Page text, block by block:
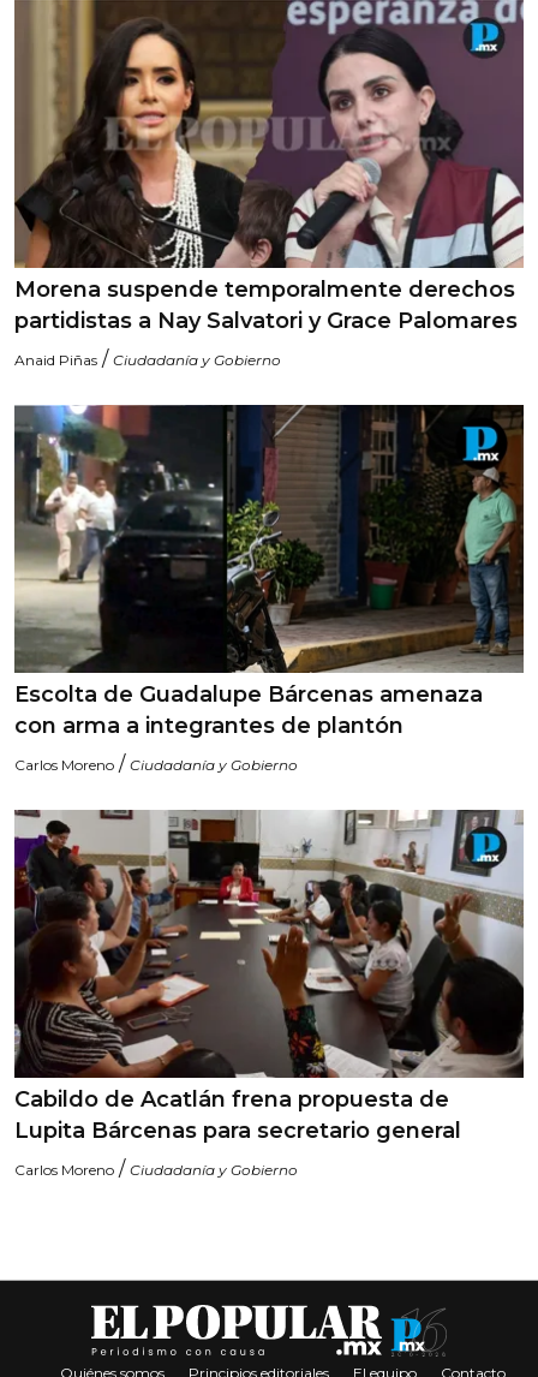
Morena suspende temporalmente derechos
partidistas a Nay Salvatori y Grace Palomares
Anaid Piñas / Ciudadanía y Gobierno
Escolta de Guadalupe Bárcenas amenaza
con arma a integrantes de plantón
Carlos Moreno / Ciudadanía y Gobierno
Cabildo de Acatlán frena propuesta de
Lupita Bárcenas para secretario general
Carlos Moreno / Ciudadanía y Gobierno
Quiénes somos Principios editoriales El equipo Contacto